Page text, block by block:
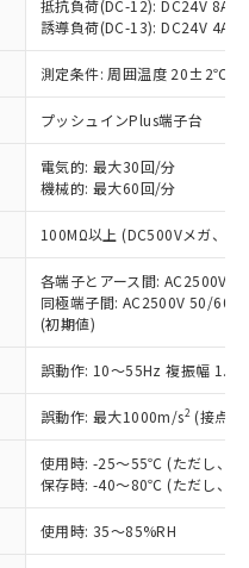
抵抗負荷(DC-12): DC24V 8A/
誘導負荷(DC-13): DC24V 4A/
測定条件: 周囲温度 20±2℃、
プッシュインPlus端子台
電気的: 最大30回/分
機械的: 最大60回/分
100MΩ以上 (DC500Vメガ、点
各端子とアース間: AC2500V
同極端子間: AC2500V 50/
(初期値)
誤動作: 10～55Hz 複振幅
誤動作: 最大1000m/s2 (接点
使用時: -25～55℃ (ただし、氷
保存時: -40～80℃ (ただし、氷
使用時: 35～85%RH
い。
価格照会結果は、
時点での社内デー
るものであり、閲
際の在庫および標
合があることをご
び標準価格はお客
はお客様担当のオ
店・当社販売員に
売店や当社販売拠
ーク
」をご確認
価格結果を当社の
者に漏洩または開
します。
品リスト作成サー
だくには、I-Web
されている必要が
イト上で当社にご
ります。
1000ppm以下、 カド
、ポリ臭化ビフェニル
化ジフェニルエーテル類
ビス(2-エチルヘキシ
以下、フタル酸ブチ
よび制御機器に対する
いては閾値を超える意
います。
どにより、予定
す。
ンロード
販売部門へお問
T26572)：
、 Cd(カドミウ
臭化ジフェニルエーテ
、 DIBP(フタル酸ジ
タル酸ブチルベンジ
キシル)) : 1000ppm
質）のすべてが基
ます。
下において有害物
に深刻な影響を
す。
販売部門へお問
製品のうち、外国
法に定める商品
」という）を輸出
する場合は、日本
たは役務取引許
必要な手続きを
棄する場合は、完
違法に輸出されな
講じます。
核兵器、ミサイ
兵器またはその他
製造装置等に一切
第三者に販売する
よび3の内容を当
す。また当社は、
係わる関係者が違
がある場合は、取
ん。
庫あり
ないが在庫あり
在庫状況につ
のお取引先、ま
のオムロン制御
社販売員にご確
また在庫状況の
いない機種